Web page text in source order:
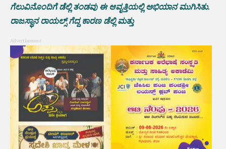
ಗೆಲುವಿನೊಂದಿಗೆ ಡೆಲ್ಲಿ ತಂಡವು ಈ ಆವೃತ್ತಿಯಲ್ಲಿ ಅಭಿಯಾನ ಮುಗಿಸಿತು.
ರಾಜಸ್ಥಾನ ರಾಯಲ್ಸ್ ಗೆದ್ದ ಕಾರಣ ಡೆಲ್ಲಿ ಮತ್ತು
Advertisement